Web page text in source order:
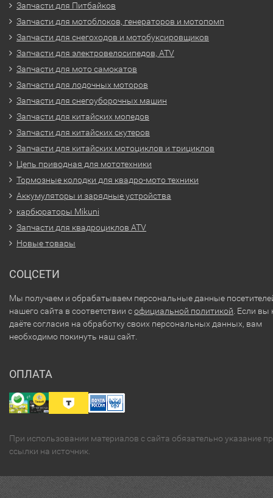
Запчасти для Питбайков
Запчасти для мотоблоков, генераторов и мотопомп
Запчасти для снегоходов и мотобуксировщиков
Запчасти для электровелосипедов, ATV
Запчасти для мото самокатов
Запчасти для лодочных моторов
Запчасти для снегоуборочных машин
Запчасти для китайских мопедов
Запчасти для китайских скутеров
Запчасти для китайских мотоциклов и трициклов
Цепь приводная для мототехники
Тормозные колодки для квадро-мото техники
Аккумуляторы и зарядные устройства
карбюраторы Mikuni
Запчасти для квадроциклов ATV
Новые товары
СОЦСЕТИ
Мы получаем и обрабатываем персональные данные
нашего сайта в соответствии софициальной политикой. Если вы
даёте согласия на обработку своих персональных данных, вам
необходимо покинуть наш сайт.
ОПЛАТА
При использовании материалов с сайта обязательно указание
ссылки на источник.